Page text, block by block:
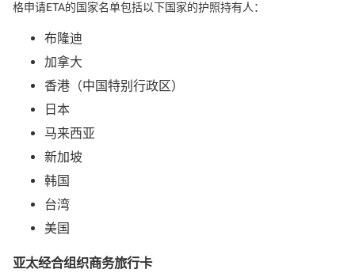
格申请ETA的国家名单包括以下国家的护照持有人：
布隆迪
加拿大
香港（中国特别行政区）
日本
马来西亚
新加坡
韩国
台湾
美国
亚太经合组织商务旅行卡